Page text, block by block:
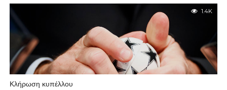
1.4K
Κλήρωση κυπέλλου